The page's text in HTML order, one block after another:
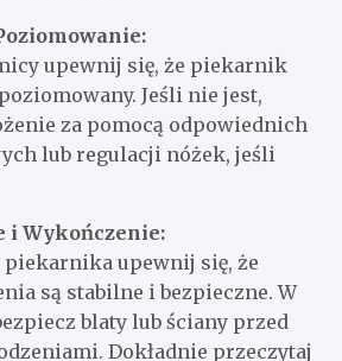
upewnij się, że piekarnik
Jeśli nie jest,
za pomocą odpowiednich
lub regulacji nóżek, jeśli
i Wykończenie:
upewnij się, że
są stabilne i bezpieczne. W
blaty lub ściany przed
Dokładnie przeczytaj